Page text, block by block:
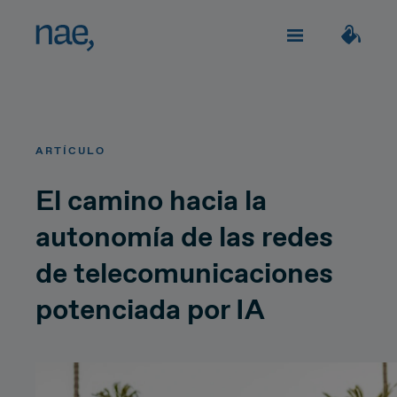
Network Strategy
Hiperconnectivity
Impacto social
Únete
¿Hablamos?
Decidida Perfeccionista
Alegre Clásica
ARTÍCULO
El camino hacia la
autonomía de las redes
de telecomunicaciones
potenciada por IA